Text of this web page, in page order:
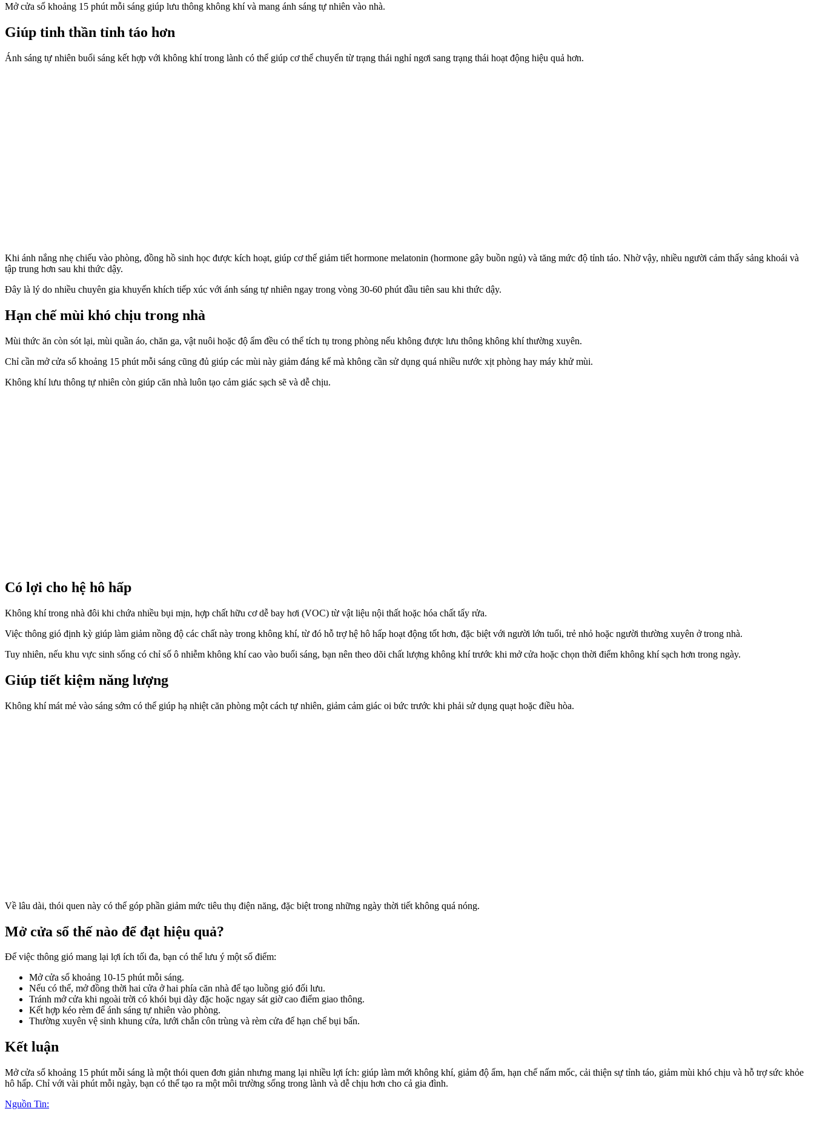
Mở cửa sổ khoảng 15 phút mỗi sáng giúp lưu thông không khí và mang ánh sáng tự nhiên vào nhà.
Giúp tinh thần tỉnh táo hơn
Ánh sáng tự nhiên buổi sáng kết hợp với không khí trong lành có thể giúp c‌ơ th‌ể chuyển từ trạng thái nghỉ ngơi sang trạng thái hoạt động hiệu quả hơn.
Khi ánh nắng nhẹ chiếu vào phòng, đồng hồ sinh học được kích hoạt, giúp c‌ơ th‌ể giảm tiết hormone melatonin (hormone gây buồn ngủ) và tăng mức độ tỉnh táo. Nhờ vậy, nhiều người cảm thấy sảng khoái và
tập trung hơn sau khi thức dậy.
Đây là lý do nhiều chuyên gia khuyến khích tiếp xúc với ánh sáng tự nhiên ngay trong vòng 30-60 phút đầu tiên sau khi thức dậy.
Hạn chế mùi khó chịu trong nhà
Mùi thức ăn còn sót lại, mùi quần áo, chăn ga, vật nuôi hoặc độ ẩm đều có thể tích tụ trong phòng nếu không được lưu thông không khí thường xuyên.
Chỉ cần mở cửa sổ khoảng 15 phút mỗi sáng cũng đủ giúp các mùi này giảm đáng kể mà không cần sử dụng quá nhiều nước xịt phòng hay máy khử mùi.
Không khí lưu thông tự nhiên còn giúp căn nhà luôn tạo cảm giác sạch sẽ và dễ chịu.
Có lợi cho hệ hô hấp
Không khí trong nhà đôi khi chứa nhiều bụi mịn, hợp chất hữu cơ dễ bay hơi (VOC) từ vật liệu nội thất hoặc hó‌a chấ‌t tẩy rửa.
Việc thông gió định kỳ giúp làm giảm nồng độ các chất này trong không khí, từ đó hỗ trợ hệ hô hấp hoạt động tốt hơn, đặc biệt với người lớn tuổi, trẻ nhỏ hoặc người thường xuyên ở trong nhà.
Tuy nhiên, nếu khu vực sinh sống có chỉ số ô nhiễm không khí cao vào buổi sáng, bạn nên theo dõi chất lượng không khí trước khi mở cửa hoặc chọn thời điểm không khí sạch hơn trong ngày.
Giúp tiết kiệm năng lượng
Không khí mát mẻ vào sáng sớm có thể giúp hạ nhiệt căn phòng một cách tự nhiên, giảm cảm giác oi bức trước khi phải sử dụng quạt hoặc điều hòa.
Về lâu dài, thói quen này có thể góp phần giảm mức tiêu thụ điện năng, đặc biệt trong những ngày thời tiết không quá nóng.
Mở cửa sổ thế nào để đạt hiệu quả?
Để việc thông gió mang lại lợi ích tối đa, bạn có thể lưu ý một số điểm:
Mở cửa sổ khoảng 10-15 phút mỗi sáng.
Nếu có thể, mở đồng thời hai cửa ở hai phía căn nhà để tạo luồng gió đối lưu.
Tránh mở cửa khi ngoài trời có khói bụi dày đặc hoặc ngay sát giờ cao điểm giao thông.
Kết hợp kéo rèm để ánh sáng tự nhiên vào phòng.
Thường xuyên vệ sinh khung cửa, lưới chắn côn trùng và rèm cửa để hạn chế bụi bẩn.
Kết luận
Mở cửa sổ khoảng 15 phút mỗi sáng là một thói quen đơn giản nhưng mang lại nhiều lợi ích: giúp làm mới không khí, giảm độ ẩm, hạn chế nấm mốc, cải thiện sự tỉnh táo, giảm mùi khó chịu và hỗ trợ sức khỏe
hô hấp. Chỉ với vài phút mỗi ngày, bạn có thể tạo ra một môi trường sống trong lành và dễ chịu hơn cho cả gia đình.
Nguồn Tin: